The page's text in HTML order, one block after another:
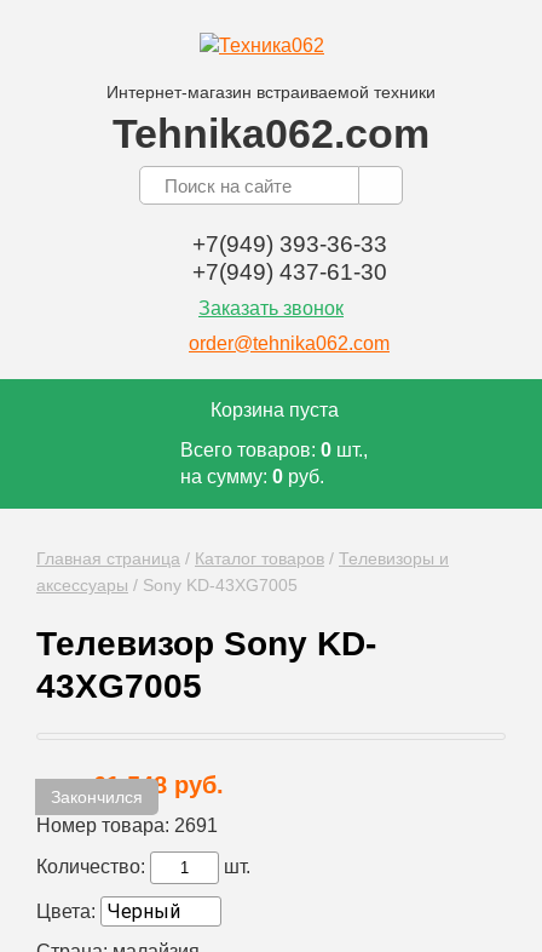
Интернет-магазин встраиваемой техники
Tehnika062.com
+7(949) 393-36-33
+7(949) 437-61-30
Заказать звонок
order@tehnika062.com
Корзина пуста
Всего товаров: 0 шт.,
на сумму: 0 руб.
Главная страница / Каталог товаров / Телевизоры и
аксессуары / Sony KD-43XG7005
Телевизор Sony KD-
43XG7005
Закончился
Цена: 61 548 руб.
Номер товара: 2691
Количество:
шт.
Цвета: